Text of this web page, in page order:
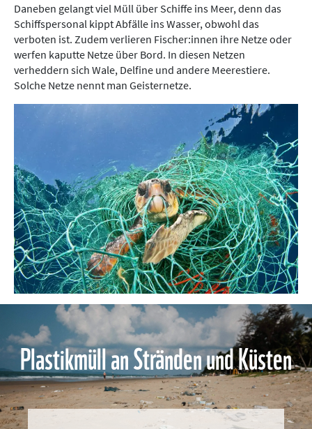
Daneben gelangt viel Müll über Schiffe ins Meer, denn das
Schiffspersonal kippt Abfälle ins Wasser, obwohl das
verboten ist. Zudem verlieren Fischer:innen ihre Netze oder
werfen kaputte Netze über Bord. In diesen Netzen
verheddern sich Wale, Delfine und andere Meerestiere.
Solche Netze nennt man Geisternetze.
Plastikmüll an Stränden und Küsten